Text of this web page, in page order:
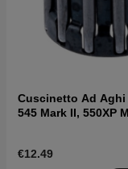
Cuscinetto Ad Aghi
545 Mark II, 550XP
€12.49